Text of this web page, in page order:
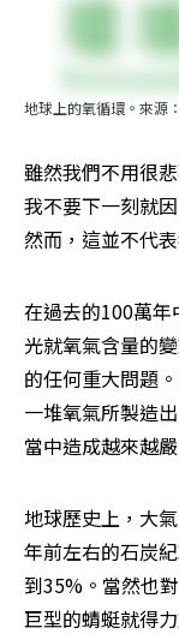
地球上的氧循環。來源
雖然我們不用很
我不要下一刻就
然而，這並不代
在過去的100萬
光就氧氣含量的
的任何重大問題
一堆氧氣所製造
當中造成越來越
地球歷史上，大
年前左右的石炭
到35%。當然也
巨型的蜻蜓就得